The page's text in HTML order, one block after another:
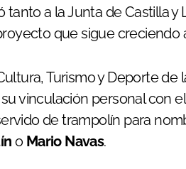
tanto a la Junta de Castilla
que sigue creciendo
Turismo y Deporte de
vinculación personal con
de trampolín para
o Mario Navas.